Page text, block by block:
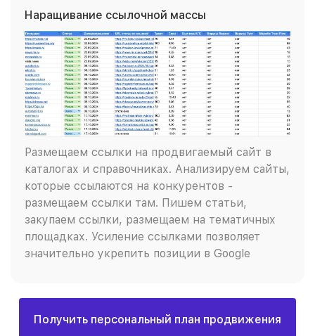
Наращивание ссылочной массы
Размещаем ссылки на продвигаемый сайт в
каталогах и справочниках. Анализируем сайты,
которые ссылаются на конкурентов -
размещаем ссылки там. Пишем статьи,
закупаем ссылки, размещаем на тематичных
площадках. Усиление ссылками позволяет
значительно укрепить позиции в Google
Получить персональный план продвижения